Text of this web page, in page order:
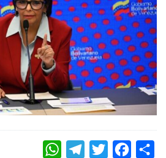
WHATSAPPTELEGRAMTWITTER